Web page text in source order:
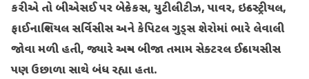
કરીએ તો બીએસઈ પર બેન્કેકસ, યુટીલીટીઝ, પાવર, ઇન્ડસ્ટ્રીયલ,
ફાઈનાન્શિયલ સર્વિસીસ અને કેપિટલ ગુડ્સ શેરોમાં ભારે લેવાલી
જોવા મળી હતી, જ્યારે અન્ય બીજા તમામ સેક્ટરલ ઈન્ડાયસીસ
પણ ઉછાળા સાથે બંધ રહ્યા હતા.